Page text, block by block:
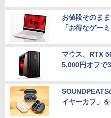
お値段そのま
「お得なゲー
マウス、RTX
5,000円オフで
イヤーカフ」